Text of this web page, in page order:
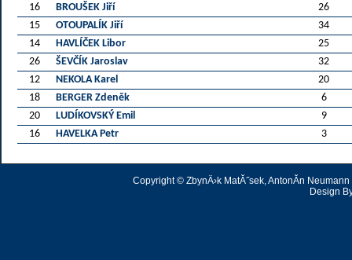
16
BROUŠEK Jiří
26
15
OTOUPALÍK Jiří
34
14
HAVLÍČEK Libor
25
26
ŠEVČÍK Jaroslav
32
12
NEKOLA Karel
20
18
BERGER Zdeněk
6
20
LUDÍKOVSKÝ Emil
9
16
HAVELKA Petr 3
Copyright © ZbynÄ›k MatĂ˝sek, AntonĂ­n
Design